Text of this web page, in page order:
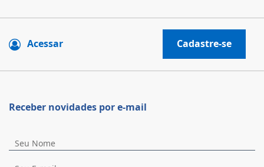
Acessar Cadastre-se
Receber novidades por e-mail